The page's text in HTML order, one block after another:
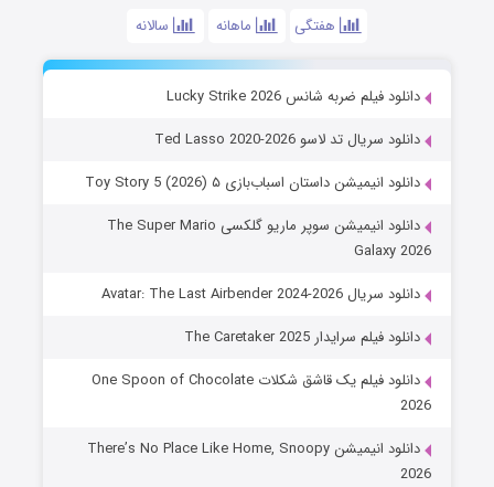
هفتگی ماهانه سالانه
دانلود فیلم ضربه شانس Lucky Strike 2026
دانلود سریال تد لاسو Ted Lasso 2020-2026
دانلود انیمیشن داستان اسباب‌بازی ۵ Toy Story 5 (2026)
دانلود انیمیشن سوپر ماریو گلکسی The Super Mario
Galaxy 2026
دانلود سریال Avatar: The Last Airbender 2024-2026
دانلود فیلم سرایدار The Caretaker 2025
دانلود فیلم یک قاشق شکلات One Spoon of Chocolate
2026
دانلود انیمیشن There’s No Place Like Home, Snoopy
2026